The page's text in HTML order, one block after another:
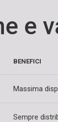
e
BENEFICI
Massima
Sempre